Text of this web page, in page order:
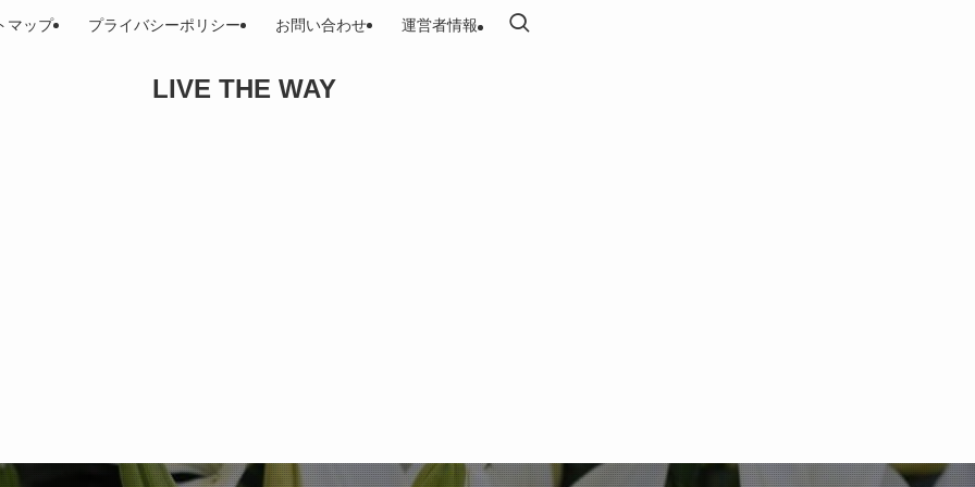
LIVE THE WAY
マップ プライバシーポリシー お問い合わせ 運営者情報